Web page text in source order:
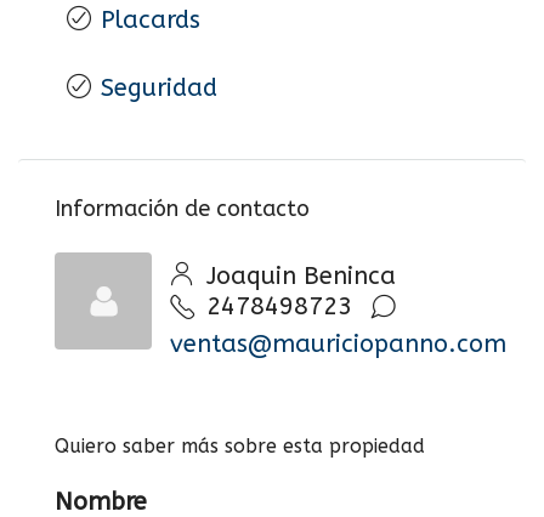
Placards
Seguridad
Información de contacto
Joaquin Beninca
2478498723
ventas@mauriciopanno.com
Quiero saber más sobre esta propiedad
Nombre